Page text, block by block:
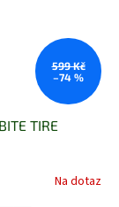
599 Kč
–74 %
TIRE
Na dotaz